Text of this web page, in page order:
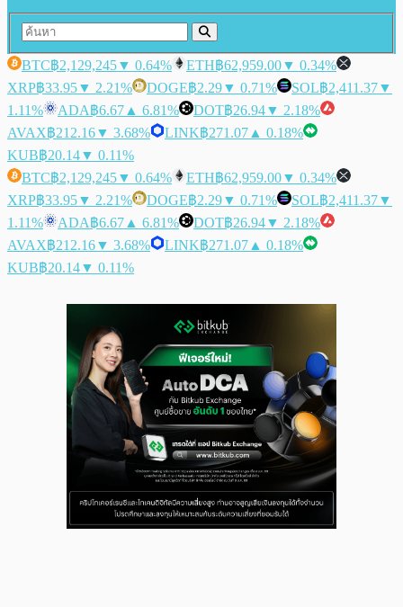
BTC฿2,129,245▼ 0.64% ETH฿62,959.00▼ 0.34%
XRP฿33.95▼ 2.21% DOGE฿2.29▼ 0.71% SOL฿2,411.37▼
1.11%
ADA฿6.67 ▲ 6.81% DOT฿26.94▼ 2.18%
AVAX฿212.16▼ 3.68% LINK฿271.07 ▲ 0.18%
KUB฿20.14▼ 0.11%
BTC฿2,129,245▼ 0.64% ETH฿62,959.00▼ 0.34%
XRP฿33.95▼ 2.21% DOGE฿2.29▼ 0.71% SOL฿2,411.37▼
1.11%
ADA฿6.67 ▲ 6.81% DOT฿26.94▼ 2.18%
AVAX฿212.16▼ 3.68% LINK฿271.07 ▲ 0.18%
KUB฿20.14▼ 0.11%